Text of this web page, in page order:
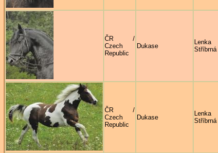
ČR /
Czech
Republic
Dukase
Lenka
Stříbrná
ČR /
Czech
Republic
Dukase
Lenka
Stříbrná